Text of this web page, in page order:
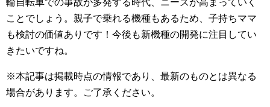
輪自転車での事故が多発する時代、ニーズが高まっていく
ことでしょう。親子で乗れる機種もあるため、子持ちママ
も検討の価値ありです！今後も新機種の開発に注目してい
きたいですね。
※本記事は掲載時点の情報であり、最新のものとは異なる
場合があります。ご了承ください。